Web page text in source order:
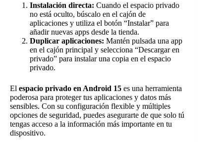
Instalación directa: Cuando el espacio privado
no está oculto, búscalo en el cajón de
aplicaciones y utiliza el botón “Instalar” para
añadir nuevas apps desde la tienda.
Duplicar aplicaciones: Mantén pulsada una app
en el cajón principal y selecciona “Descargar en
privado” para instalar una copia en el espacio
privado.
El espacio privado en Android 15 es una herramienta
poderosa para proteger tus aplicaciones y datos más
sensibles. Con su configuración flexible y múltiples
opciones de seguridad, puedes asegurarte de que solo tú
tengas acceso a la información más importante en tu
dispositivo.